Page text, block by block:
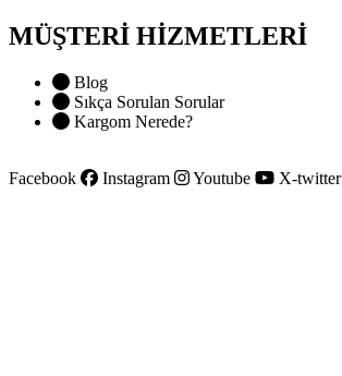
MÜŞTERİ HİZMETLERİ
Blog
Sıkça Sorulan Sorular
Kargom Nerede?
Facebook Instagram Youtube X-twitter